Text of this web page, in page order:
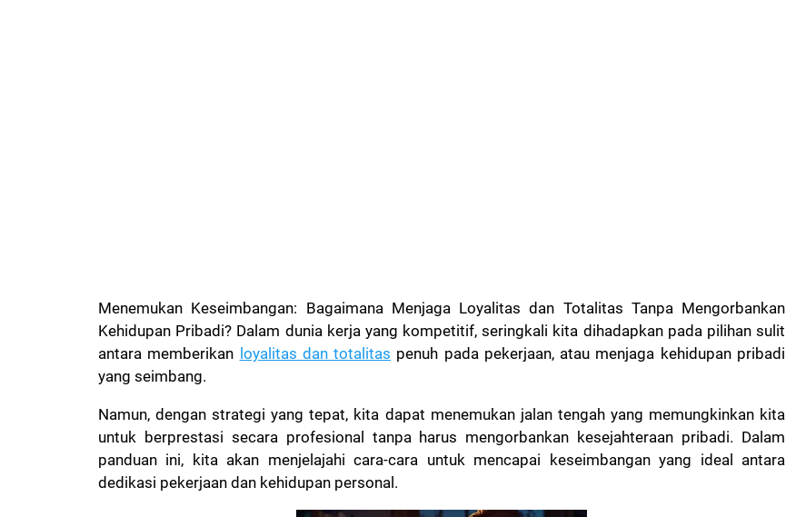
Menemukan Keseimbangan: Bagaimana Menjaga Loyalitas dan Totalitas Tanpa Mengorbankan
Kehidupan Pribadi? Dalam dunia kerja yang kompetitif, seringkali kita dihadapkan pada pilihan sulit
antara memberikan loyalitas dan totalitas penuh pada pekerjaan, atau menjaga kehidupan pribadi
yang seimbang.
Namun, dengan strategi yang tepat, kita dapat menemukan jalan tengah yang memungkinkan kita
untuk berprestasi secara profesional tanpa harus mengorbankan kesejahteraan pribadi. Dalam
panduan ini, kita akan menjelajahi cara-cara untuk mencapai keseimbangan yang ideal antara
dedikasi pekerjaan dan kehidupan personal.